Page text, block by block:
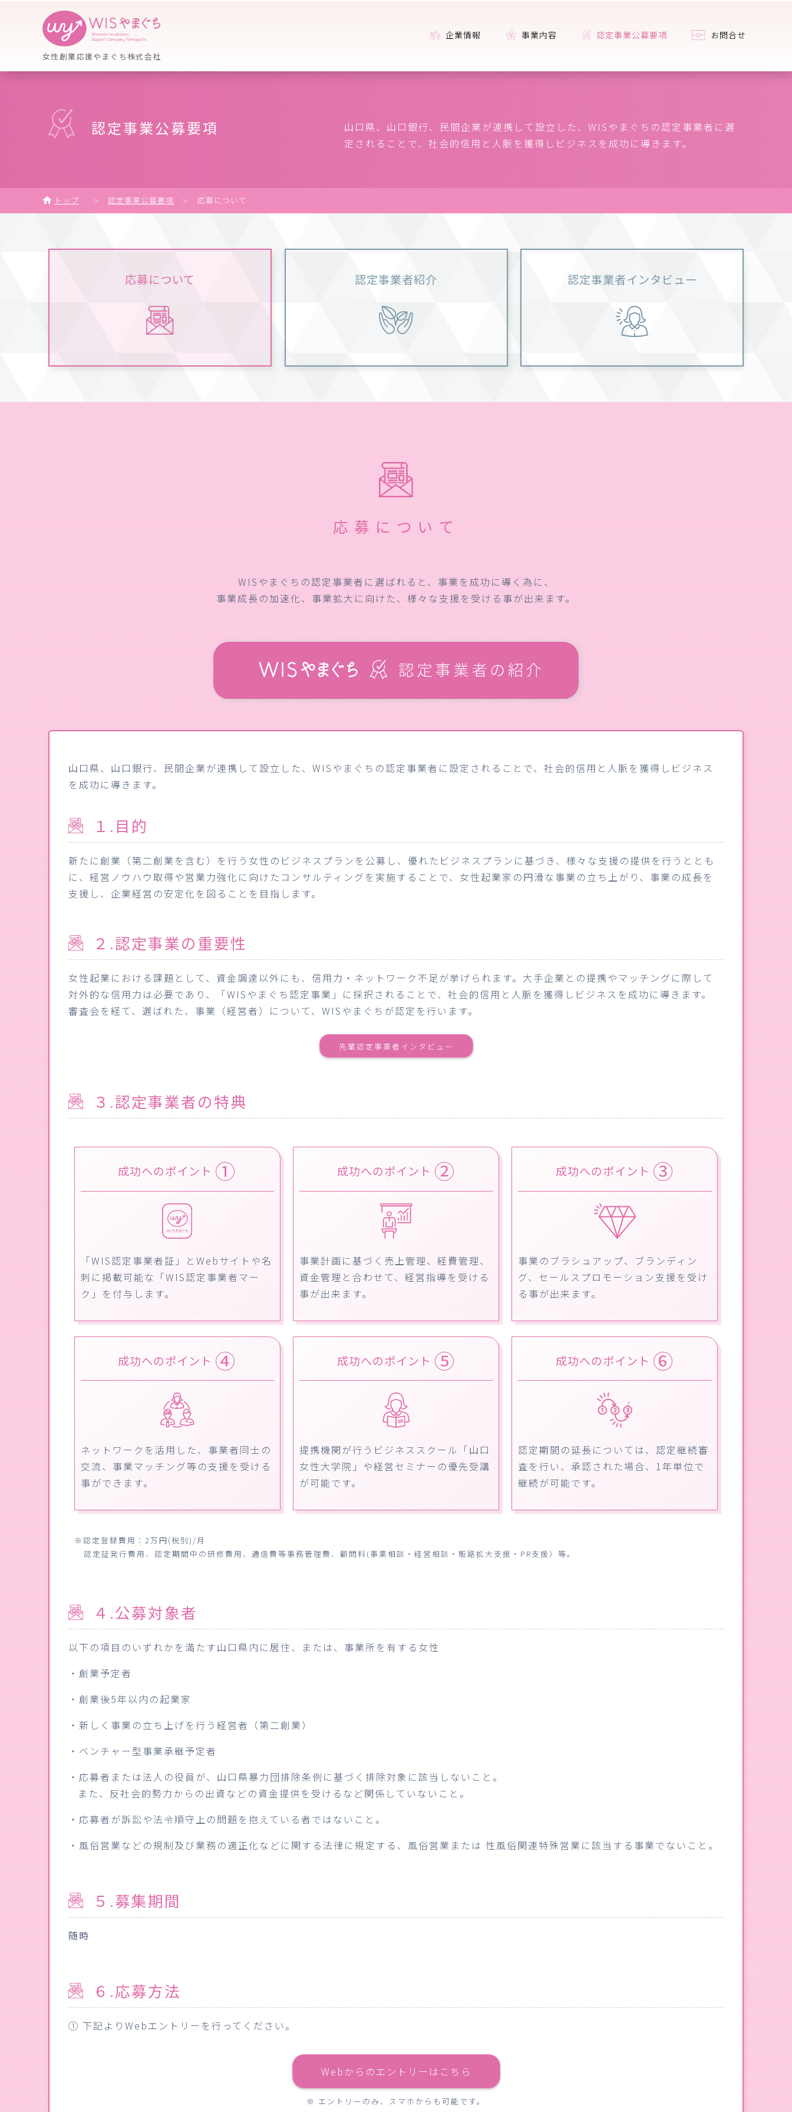
女性創業応援やまぐち株式会社
企業情報 事業内容 認定事業公募要項 お問合せ
認定事業公募要項
山口県、山口銀行、民間企業が連携して設立した、WISやまぐちの認定事業者に選
定されることで、社会的信用と人脈を獲得しビジネスを成功に導きます。
トップ ＞ 認定事業公募要項 ＞ 応募について
応募について 認定事業者紹介 認定事業者インタビュー
応募について
WISやまぐちの認定事業者に選ばれると、事業を成功に導く為に、
事業成長の加速化、事業拡大に向けた、様々な支援を受ける事が出来ます。
山口県、山口銀行、民間企業が連携して設立した、WISやまぐちの認定事業者に設定されることで、社会的信用と人脈を獲得しビジネス
を成功に導きます。
１.目的
新たに創業（第二創業を含む）を行う女性のビジネスプランを公募し、優れたビジネスプランに基づき、様々な支援の提供を行うととも
に、経営ノウハウ取得や営業力強化に向けたコンサルティングを実施することで、女性起業家の円滑な事業の立ち上がり、事業の成長を
支援し、企業経営の安定化を図ることを目指します。
２.認定事業の重要性
女性起業における課題として、資金調達以外にも、信用力・ネットワーク不足が挙げられます。大手企業との提携やマッチングに際して
対外的な信用力は必要であり、「WISやまぐち認定事業」に採択されることで、社会的信用と人脈を獲得しビジネスを成功に導きます。
審査会を経て、選ばれた、事業（経営者）について、WISやまぐちが認定を行います。
先輩認定事業者インタビュー
３.認定事業者の特典
成功へのポイント ①
「WIS認定事業者証」とWebサイトや名
刺に掲載可能な「WIS認定事業者マー
ク」を付与します。
成功へのポイント ②
事業計画に基づく売上管理、経費管理、
資金管理と合わせて、経営指導を受ける
事が出来ます。
成功へのポイント ③
事業のブラシュアップ、ブランディン
グ、セールスプロモーション支援を受け
る事が出来ます。
成功へのポイント ④
ネットワークを活用した、事業者同士の
交流、事業マッチング等の支援を受ける
事ができます。
成功へのポイント ⑤
提携機関が行うビジネススクール「山口
女性大学院」や経営セミナーの優先受講
が可能です。
成功へのポイント ⑥
認定期間の延長については、認定継続審
査を行い、承認された場合、1年単位で
継続が可能です。
※認定登録費用：2万円(税別)/月
認定証発行費用、認定期間中の研修費用、通信費等事務管理費、顧問料(事業相談・経営相談・販路拡大支援・PR支援）等。
４.公募対象者
以下の項目のいずれかを満たす山口県内に居住、または、事業所を有する女性
・創業予定者
・創業後5年以内の起業家
・新しく事業の立ち上げを行う経営者（第二創業）
・ベンチャー型事業承継予定者
・応募者または法人の役員が、山口県暴力団排除条例に基づく排除対象に該当しないこと。
また、反社会的勢力からの出資などの資金提供を受けるなど関係していないこと。
・応募者が訴訟や法令順守上の問題を抱えている者ではないこと。
・風俗営業などの規制及び業務の適正化などに関する法律に規定する、風俗営業または 性風俗関連特殊営業に該当する事業でないこと。
５.募集期間
随時
６.応募方法
① 下記よりWebエントリーを行ってください。
Webからのエントリーはこちら
※ エントリーのみ、スマホからも可能です。